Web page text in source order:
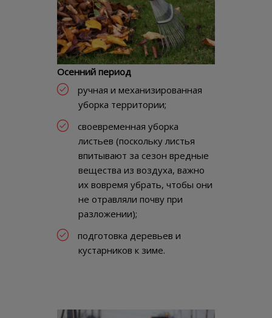
Осенний период
ручная и механизированная
уборка территории;
своевременная уборка
листьев (поскольку листья
впитывают за сезон вредные
вещества из воздуха, важно
их вовремя убрать, чтобы они
не отравляли почву при
разложении);
подготовка деревьев и
кустарников к зиме.